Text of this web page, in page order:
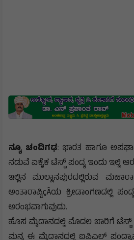
ನ್ಯೂ ಚಂದಿಗಢ: ಭಾರತ ಹಾಗೂ
ನಡುವೆ ಏಕೈಕ ಟೆಸ್ಟ್ ಪಂದ್ಯ ಇಂದು ಇಲ್ಲಿ
ಇಲ್ಲಿನ ಮುಲ್ಲಾನಪುರದಲ್ಲಿರುವ
ಅಂತಾರಾಷ್ಟಿçÃಯ ಕ್ರೀಡಾಂಗಣದಲ್ಲಿ
ಆರಂಭವಾಗುವುದು.
ಹೊಸ ಮೈದಾನದಲ್ಲಿ ಮೊದಲ ಬಾರಿಗೆ ಟೆಸ್ಟ್